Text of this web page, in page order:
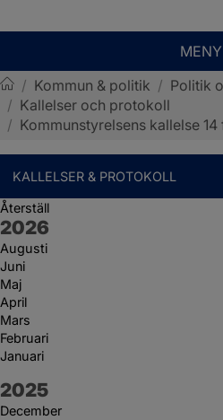
MENY
Sotenäs kommun
/ Kommun & politik / Politik
/ Kallelser och protokoll
/ Kommunstyrelsens kallelse
KALLELSER & PROTOKOLL
Återställ
År:
2026
Augusti
Juni
Maj
April
Mars
Februari
Januari
År:
2025
December